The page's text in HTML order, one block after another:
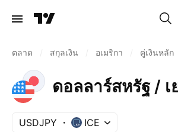
ตลาด สกุลเงิน อเมริกา คู่เงินหลัก
ดอลลาร์สหรัฐ /
USDJPY ICE